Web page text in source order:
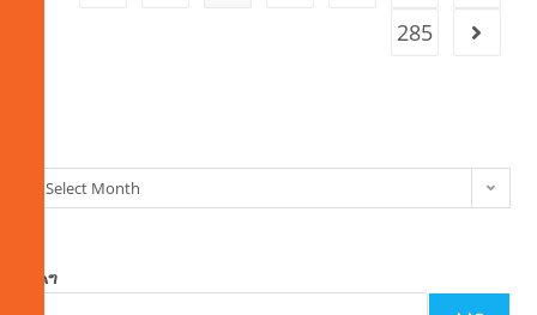
285
Select Month
ፈልግ